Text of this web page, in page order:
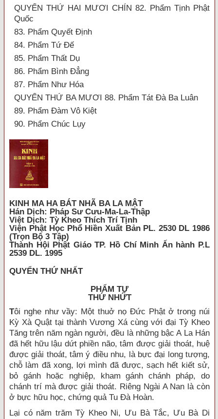
QUYỂN THỨ HAI MƯƠI CHÍN 82. Phẩm Tịnh Phật
Quốc
83. Phẩm Quyết Định
84. Phẩm Tứ Đế
85. Phẩm Thất Dụ
86. Phẩm Bình Đẳng
87. Phẩm Như Hóa
QUYỂN THỨ BA MƯƠI 88. Phẩm Tát Đà Ba Luân
89. Phẩm Đàm Vô Kiệt
90. Phẩm Chúc Lụy
KINH MA HA BÁT NHÃ BA LA MẬT
Hán Dịch: Pháp Sư Cưu-Ma-La-Thập
Việt Dịch: Tỳ Kheo Thích Trí Tịnh
Viện Phật Học Phổ Hiền Xuất Bản PL. 2530 DL 1986
(Trọn Bộ 3 Tập)
Thành Hội Phật Giáo TP. Hồ Chí Minh Ấn hành P.L
2539 DL. 1995
QUYỂN THỨ NHẤT
PHẨM TỰ
THỨ NHỨT
Tôi nghe như vầy: Một thuở nọ Đức Phật ở trong núi
Kỳ Xà Quật tại thành Vương Xá cùng với đại Tỳ Kheo
Tăng trên năm ngàn người, đều là những bậc A La Hán
đã hết hữu lậu dứt phiền não, tâm được giải thoát, huệ
được giải thoát, tâm ý điều nhu, là bực đại long tượng,
chỗ làm đã xong, lợi mình đã được, sạch hết kiết sử,
bỏ gánh hoặc nghiệp, kham gánh chánh pháp, do
chánh trí mà được giải thoát. Riêng Ngài A Nan là còn
ở bực hữu học, chứng quả Tu Đà Hoàn.
Lại có năm trăm Tỳ Kheo Ni, Ưu Bà Tắc, Ưu Bà Di